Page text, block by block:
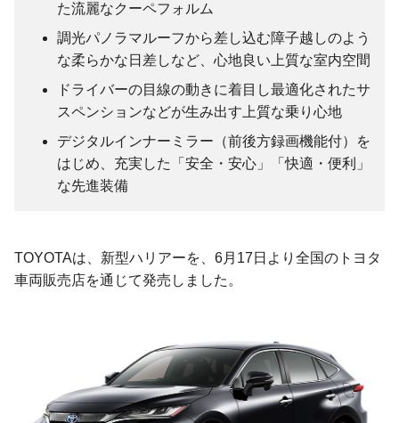
た流麗なクーペフォルム
調光パノラマルーフから差し込む障子越しのよう
な柔らかな日差しなど、心地良い上質な室内空間
ドライバーの目線の動きに着目し最適化されたサ
スペンションなどが生み出す上質な乗り心地
デジタルインナーミラー（前後方録画機能付）を
はじめ、充実した「安全・安心」「快適・便利」
な先進装備
TOYOTAは、新型ハリアーを、6月17日より全国のトヨタ
車両販売店を通じて発売しました。